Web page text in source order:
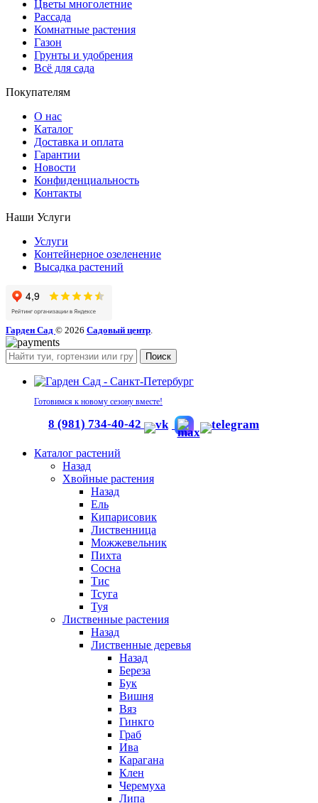
Цветы многолетние
Рассада
Комнатные растения
Газон
Грунты и удобрения
Всё для сада
Покупателям
О нас
Каталог
Доставка и оплата
Гарантии
Новости
Конфиденциальность
Контакты
Наши Услуги
Услуги
Контейнерное озеленение
Высадка растений
Гарден Сад © 2026 Садовый центр.
Поиск
Готовимся к новому сезону вместе!
8 (981) 734-40-42
Каталог растений
Назад
Хвойные растения
Назад
Ель
Кипарисовик
Лиственница
Можжевельник
Пихта
Сосна
Тис
Тсуга
Туя
Лиственные растения
Назад
Лиственные деревья
Назад
Береза
Бук
Вишня
Вяз
Гинкго
Граб
Ива
Карагана
Клен
Черемуха
Липа